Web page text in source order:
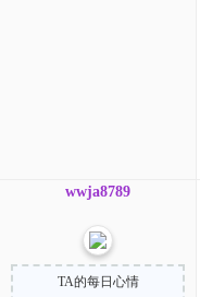
wwja8789
TA的每日心情